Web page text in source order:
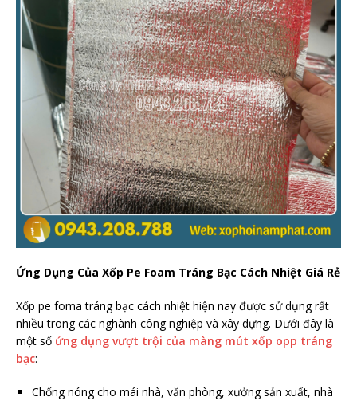
Ứng Dụng Của Xốp Pe Foam Tráng Bạc Cách Nhiệt Giá Rẻ
Xốp pe foma tráng bạc cách nhiệt hiện nay được sử dụng rất
nhiều trong các nghành công nghiệp và xây dựng. Dưới đây là
một số ứng dụng vượt trội của màng mút xốp opp tráng
bạc:
Chống nóng cho mái nhà, văn phòng, xưởng sản xuất, nhà